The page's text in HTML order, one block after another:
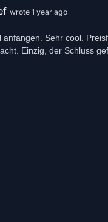
wrote 1 year ago
anfangen. Sehr cool.
Einzig, der Schluss